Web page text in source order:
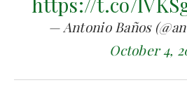
— Antonio Baños
October 4,